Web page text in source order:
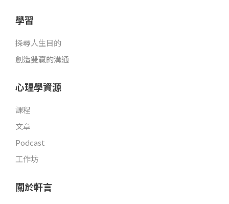
學習
探尋人生目的
創造雙贏的溝通
心理學資源
課程
文章
Podcast
工作坊
關於軒言